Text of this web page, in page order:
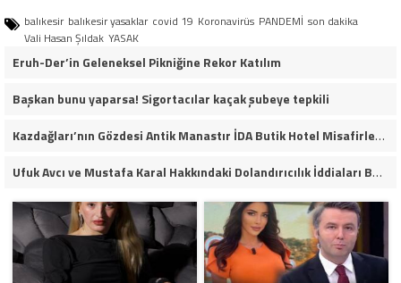
balıkesir balıkesir yasaklar covid 19 Koronavirüs PANDEMİ son dakika
Vali Hasan Şıldak YASAK
Eruh-Der’in Geleneksel Pikniğine Rekor Katılım
Başkan bunu yaparsa! Sigortacılar kaçak şubeye tepkili
Kazdağları’nın Gözdesi Antik Manastır İDA Butik Hotel Misafirlerinden Tam Not Alıyor
Ufuk Avcı ve Mustafa Karal Hakkındaki Dolandırıcılık İddiaları Büyüyor